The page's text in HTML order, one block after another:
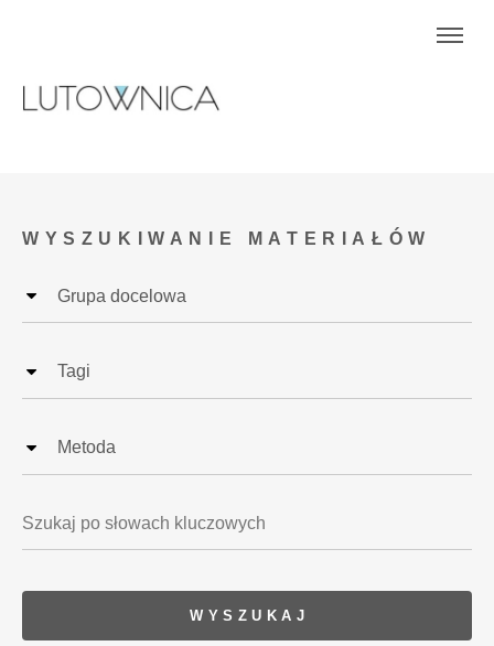
WYSZUKIWANIE MATERIAŁÓW